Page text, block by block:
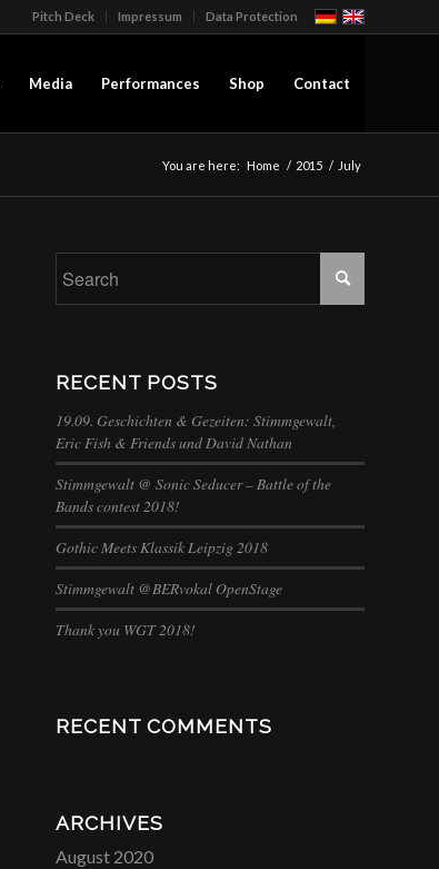
Pitch Deck Impressum Data Protection
Media Performances Shop Contact
You are here: Home / 2015 / July
RECENT POSTS
19.09. Geschichten & Gezeiten: Stimmgewalt,
Eric Fish & Friends und David Nathan
Stimmgewalt @ Sonic Seducer – Battle of the
Bands contest 2018!
Gothic Meets Klassik Leipzig 2018
Stimmgewalt @BERvokal OpenStage
Thank you WGT 2018!
RECENT COMMENTS
ARCHIVES
August 2020